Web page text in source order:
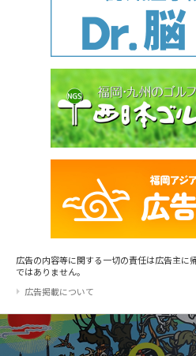
広告の内容等に関する一切の責任は広告主に
ではありません。
広告掲載について